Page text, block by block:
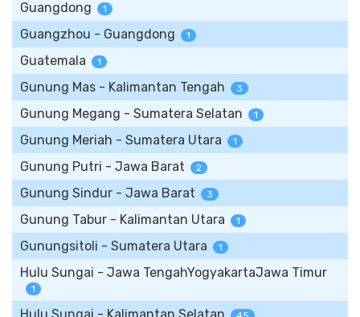
Guangdong 1
Guangzhou - Guangdong 1
Guatemala 1
Gunung Mas - Kalimantan Tengah 3
Gunung Megang - Sumatera Selatan 1
Gunung Meriah - Sumatera Utara 1
Gunung Putri - Jawa Barat 2
Gunung Sindur - Jawa Barat 3
Gunung Tabur - Kalimantan Utara 1
Gunungsitoli - Sumatera Utara 1
Hulu Sungai - Jawa TengahYogyakartaJawa Timur
1